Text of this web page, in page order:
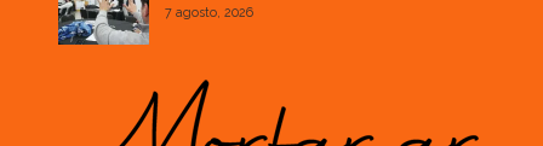
7 agosto, 2026